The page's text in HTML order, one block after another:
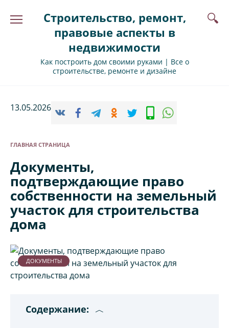
Строительство, ремонт,
правовые аспекты в
недвижимости
Как построить дом своими руками | Все о
строительстве, ремонте и дизайне
13.05.2026
ГЛАВНАЯ СТРАНИЦА
Документы,
подтверждающие право
собственности на земельный
участок для строительства
дома
ДОКУМЕНТЫ
Содержание: